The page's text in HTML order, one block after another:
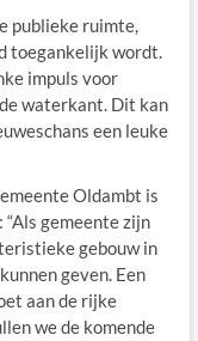
publieke ruimte,
toegankelijk wordt.
impuls voor
waterkant. Dit kan
een leuke
Oldambt is
gemeente zijn
gebouw in
geven. Een
aan de rijke
we de komende